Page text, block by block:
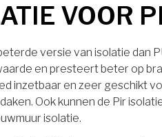
VOOR
versie van isolatie dan
en presteert beter op
inzetbaar en zeer geschikt
Ook kunnen de Pir
isolatie.